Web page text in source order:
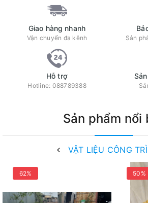
Giao hàng nhanh
Vận chuyển đa kênh Sản
Hỗ trợ
Hotline: 088789388
Sản phẩm nổi
VẬT LIỆU CÔNG
62% 50%